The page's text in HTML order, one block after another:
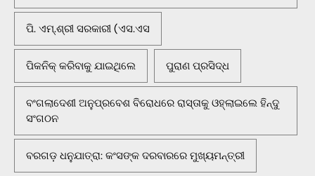
ପି. ଏମ୍.ଶ୍ରୀ ସରକାରୀ (ଏସ.ଏସ
ପିକନିକ୍‌ କରିବାକୁ ଯାଇଥିଲେ ପୁରାଣ ପ୍ରସିଦ୍ଧ
ବଂଗଲାଦେଶୀ ଅନୁପ୍ରବେଶ ବିରୋଧରେ ରାସ୍ତାକୁ ଓହ୍ଲାଇଲେ ହିନ୍ଦୁ
ସଂଗଠନ
ବରଗଡ଼ ଧନୁଯାତ୍ରା: କଂସଙ୍କ ଦରବାରରେ ମୁଖ୍ୟମନ୍ତ୍ରୀ